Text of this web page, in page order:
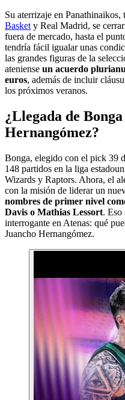
Su aterrizaje en Panathinaikos,
Baskety Real Madrid, se
fuera de mercado, hasta el
tendría fácil igualar unas
las grandes figuras de la
ateniense un acuerdo
euros, además de incluir
los próximos veranos.
¿Llegada de
Hernangómez?
Bonga, elegido con el pick 39
148 partidos en la liga
Wizards y Raptors. Ahora, el
con la misión de liderar un
nombres de primer nivel
Davis o Mathias Lessort. Eso
interrogante en Atenas: qué
Juancho Hernangómez.